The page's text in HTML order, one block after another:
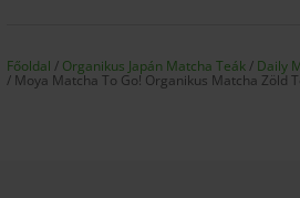
Főoldal / Organikus Japán Matcha Teák/ Daily
/ Moya Matcha To Go! Organikus Matcha Zöld